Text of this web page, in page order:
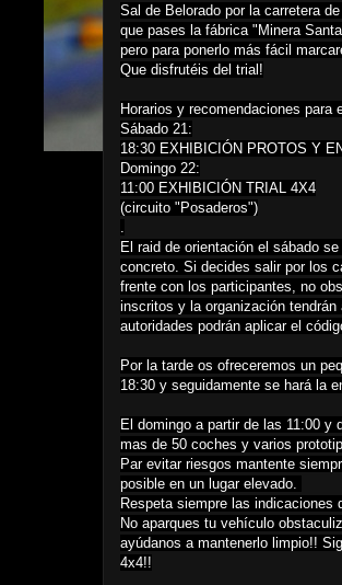
Sal de Belorado por la carretera
que pases la fábrica "Minera
pero para ponerlo más fácil
Que disfrutéis del trial!
Horarios y recomendaciones para
Sábado 21:
18:30 EXHIBICIÓN PROTOS Y
Domingo 22:
11:00 EXHIBICIÓN TRIAL 4X4
(circuito "Posaderos")
El raid de orientación el sábado
concreto. Si decides salir por los
frente con los participantes, no
inscritos y la organización
autoridades podrán aplicar el
Por la tarde os ofreceremos un
18:30 y seguidamente se hará la
El domingo a partir de las 11:00 y
mas de 50 coches y varios
Par evitar riesgos mantente
posible en un lugar elevado.
Respeta siempre las indicaciones
No aparques tu vehículo
ayúdanos a mantenerlo limpio!!
4x4!!